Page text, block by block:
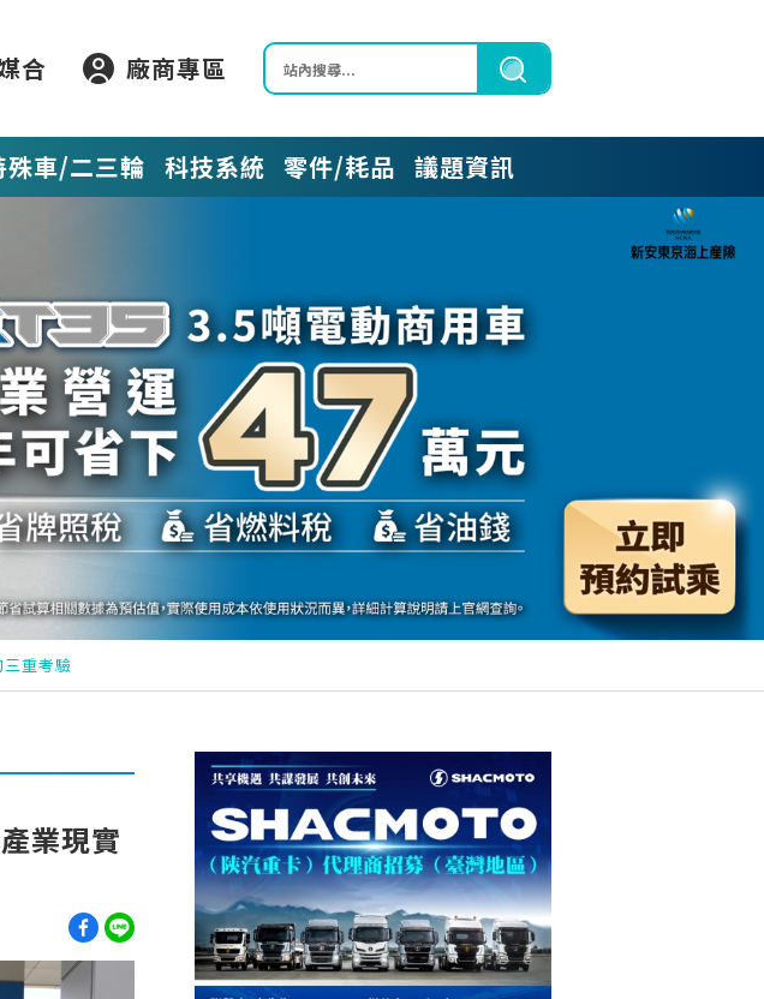
合 廠商專區
車/二三輪 科技系統 零件/耗品 議題資訊
重考驗
業現實